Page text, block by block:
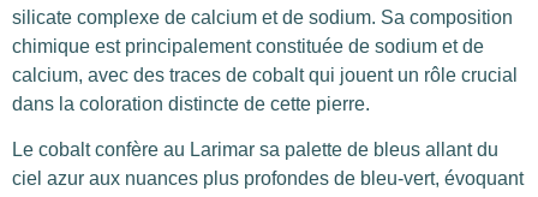
silicate complexe de calcium et de sodium. Sa composition
chimique est principalement constituée de sodium et de
calcium, avec des traces de cobalt qui jouent un rôle crucial
dans la coloration distincte de cette pierre.
Le cobalt confère au Larimar sa palette de bleus allant du
ciel azur aux nuances plus profondes de bleu-vert, évoquant